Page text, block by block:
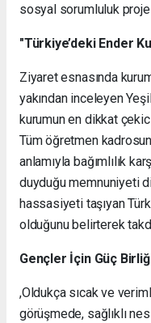
sosyal sorumluluk
"Türkiye’deki Ender
Ziyaret esnasında
yakından inceleyen
kurumun en dikkat
Tüm öğretmen
anlamıyla bağımlılık
duyduğu memnuniyeti
hassasiyeti taşıyan
olduğunu belirterek
Gençler İçin Güç
,Oldukça sıcak ve
görüşmede, sağlıklı